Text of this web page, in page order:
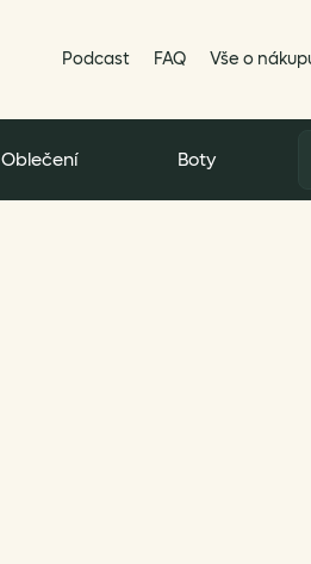
Podcast FAQ Vše o
Oblečení Boty